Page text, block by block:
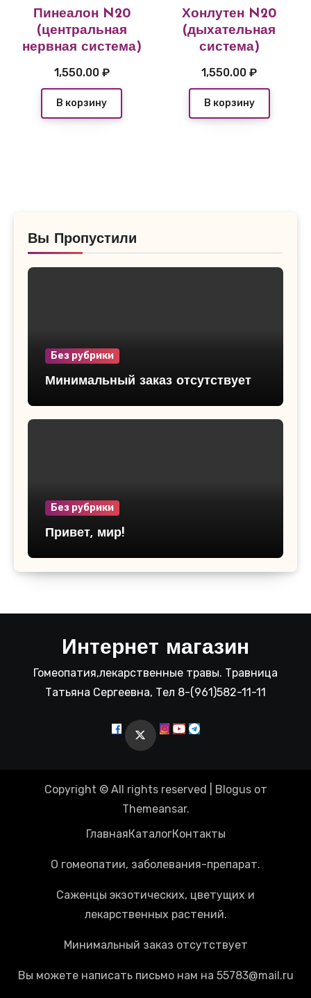
Пинеалон N20
(центральная
нервная система)
1,550.00 ₽
В корзину
Хонлутен N20
(дыхательная
система)
1,550.00₽
В корзину
Вы Пропустили
Без рубрики
Минимальный заказ отсутствует
Без рубрики
Привет, мир!
Интернет магазин
Гомеопатия,лекарственные травы. Травница
Татьяна Сергеевна, Тел 8-(961)582-11-11
Copyright © All rights reserved Blogusот
Themeansar.
ГлавнаяКаталогКонтакты
О гомеопатии, заболевания-препарат.
Саженцы экзотических, цветущих и
лекарственных растений.
Минимальный заказ отсутствует
Вы можете написать письмо нам на 55783@mail.ru